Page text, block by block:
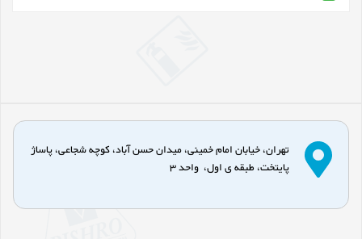
تهران، خیابان امام خمینی، میدان حسن آباد، کوچه شجاعی، پاساژ
پایتخت، طبقه ی اول، واحد 3